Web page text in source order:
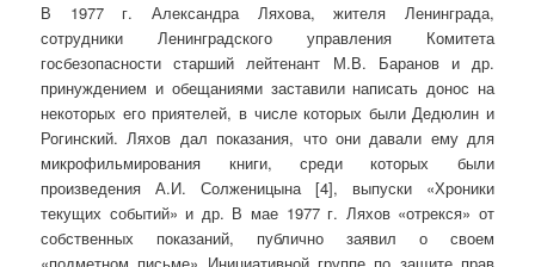
В 1977 г. Александра Ляхова, жителя Ленинграда,
сотрудники Ленинградского управления Комитета
госбезопасности старший лейтенант М.В. Баранов и др.
принуждением и обещаниями заставили написать донос на
некоторых его приятелей, в числе которых были Дедюлин и
Рогинский. Ляхов дал показания, что они давали ему для
микрофильмирования книги, среди которых были
произведения А.И. Солженицына [4], выпуски «Хроники
текущих событий» и др. В мае 1977 г. Ляхов «отрекся» от
собственных показаний, публично заявил о своем